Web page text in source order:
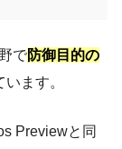
で防御目的の
ます。
Previewと同